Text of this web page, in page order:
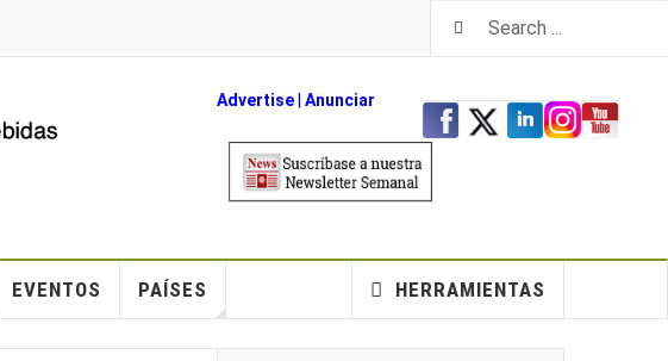
Advertise| Anunciar
EVENTOS PAÍSES HERRAMIENTAS